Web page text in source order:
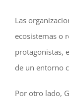
Las
ecosistemas o
protagonistas,
de un entorno
Por otro lado,